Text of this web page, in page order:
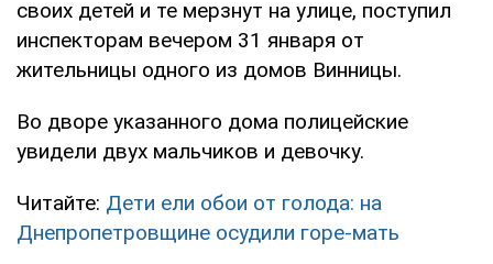
своих детей и те мерзнут на улице, поступил
инспекторам вечером 31 января от
жительницы одного из домов Винницы.
Во дворе указанного дома полицейские
увидели двух мальчиков и девочку.
Читайте: Дети ели обои от голода: на
Днепропетровщине осудили горе-мать